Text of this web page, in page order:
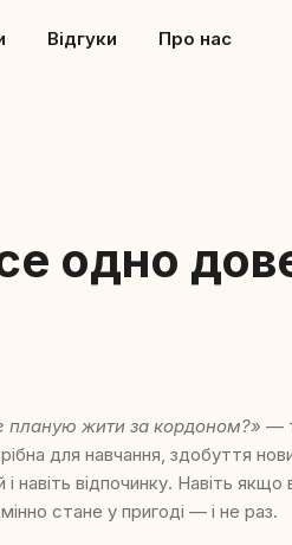
Відгуки Про нас
одно
планую жити за кордоном?» —
для навчання, здобуття
навіть відпочинку. Навіть якщо
стане у пригоді — і не раз.